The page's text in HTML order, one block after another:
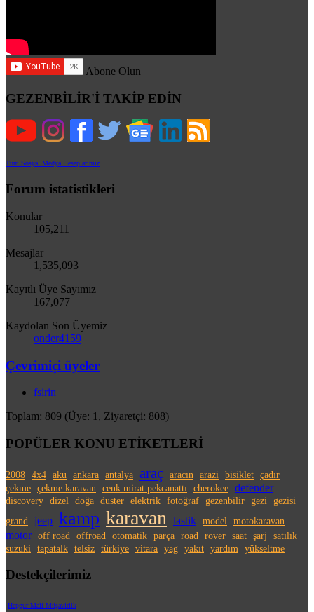
Abone Olun
GEZENBİLİR'İ TAKİP EDİN
Tüm Sosyal Medya Hesaplarımız
Forum istatistikleri
Konular
105,211
Mesajlar
1,535,093
Kayıtlı Üye Sayımız
167,077
Kaydolan Son Üyemiz
onder4159
Çevrimiçi üyeler
fsirin
Toplam: 809 (Üye: 1, Ziyaretçi: 808)
POPÜLER KONU ETİKETLERİ
2008 4x4 aku ankara antalya araç aracın arazi bisiklet çadır
çekme çekme karavan cenk mirat pekcanattı cherokee defender
discovery dizel doğa duster elektrik fotoğraf gezenbilir gezi
gezisi
grand
jeep kamp karavan lastik model motokaravan
motor off road offroad otomatik parça road rover saat şarj
satılık
suzuki
tapatalk telsiz türkiye vitara yag yakıt yardım yükseltme
Destekçilerimiz
Hepgur Mali Müşavirlik